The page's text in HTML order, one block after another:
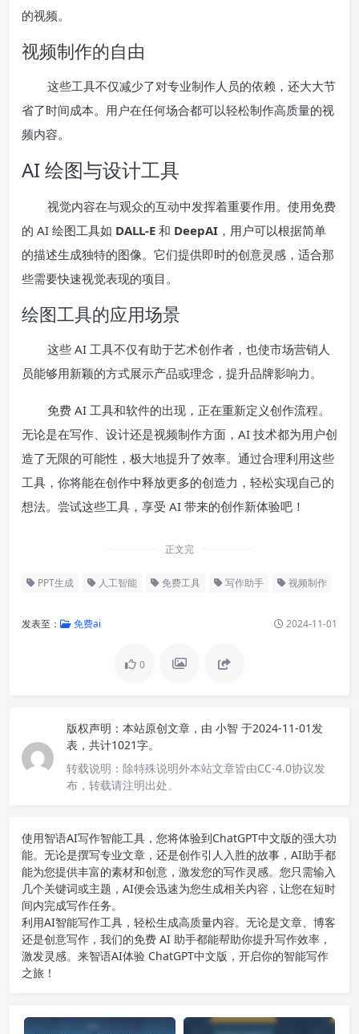
的视频。
视频制作的自由
这些工具不仅减少了对专业制作人员的依赖，还大大节
省了时间成本。用户在任何场合都可以轻松制作高质量的视
频内容。
AI 绘图与设计工具
视觉内容在与观众的互动中发挥着重要作用。使用免费
的 AI 绘图工具如 DALL-E 和 DeepAI ，用户可以根据简单
的描述生成独特的图像。它们提供即时的创意灵感，适合那
些需要快速视觉表现的项目。
绘图工具的应用场景
这些 AI 工具不仅有助于艺术创作者，也使市场营销人
员能够用新颖的方式展示产品或理念，提升品牌影响力。
免费 AI 工具和软件的出现，正在重新定义创作流程。
无论是在写作、设计还是视频制作方面，AI 技术都为用户创
造了无限的可能性，极大地提升了效率。通过合理利用这些
工具，你将能在创作中释放更多的创造力，轻松实现自己的
想法。尝试这些工具，享受 AI 带来的创作新体验吧！
正文完
PPT生成 人工智能 免费工具 写作助手 视频制作
发表至： 免费ai 2024-11-01
0
版权声明： 本站原创文章，由 小智 于2024-11-01发
表，共计1021字。
转载说明： 除特殊说明外本站文章皆由CC-4.0协议发
布，转载请注明出处。
使用智语AI写作智能工具，您将体验到ChatGPT中文版的强大功
能。无论是撰写专业文章，还是创作引人入胜的故事，AI助手都
能为您提供丰富的素材和创意，激发您的写作灵感。您只需输入
几个关键词或主题，AI便会迅速为您生成相关内容，让您在短时
间内完成写作任务。
利用AI智能写作工具，轻松生成高质量内容。无论是文章、博客
还是创意写作，我们的免费 AI 助手都能帮助你提升写作效率，
激发灵感。来智语AI体验 ChatGPT中文版 ，开启你的智能写作
之旅！